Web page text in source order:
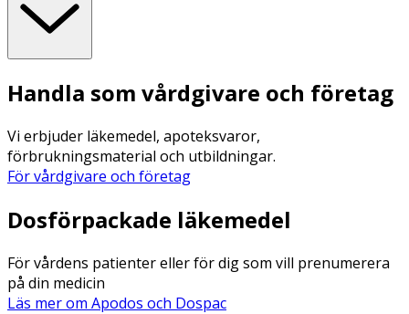
Handla som vårdgivare och företag
Vi erbjuder läkemedel, apoteksvaror,
förbrukningsmaterial och utbildningar.
För vårdgivare och företag
Dosförpackade läkemedel
För vårdens patienter eller för dig som vill prenumerera
på din medicin
Läs mer om Apodos och Dospac